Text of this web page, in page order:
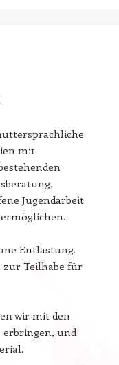
mit
Jugendarbeit
Entlastung.
zur Teilhabe für
wir mit den
erbringen, und